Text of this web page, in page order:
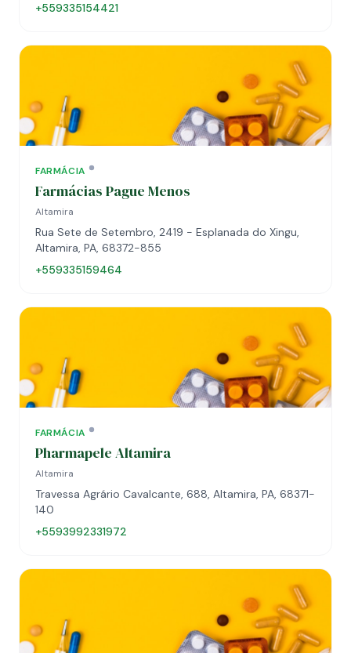
+559335154421
FARMÁCIA
Farmácias Pague Menos
Altamira
Rua Sete de Setembro, 2419 - Esplanada do Xingu,
Altamira, PA, 68372-855
+559335159464
FARMÁCIA
Pharmapele Altamira
Altamira
Travessa Agrário Cavalcante, 688, Altamira, PA, 68371-
140
+5593992331972